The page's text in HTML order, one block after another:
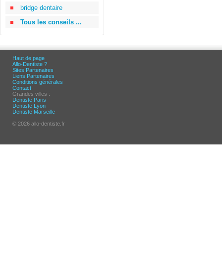
bridge dentaire
Tous les conseils ...
Haut de page
Allo-Dentiste ?
Sites Partenaires
Liens Partenaires
Conditions générales
Contact
Grandes villes :
Dentiste Paris
Dentiste Lyon
Dentiste Marseille
© 2026 allo-dentiste.fr